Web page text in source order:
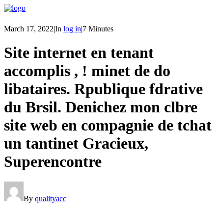
March 17, 2022|In log in|7 Minutes
Site internet en tenant
accomplis , ! minet de do
libataires. Rpublique fdrative
du Brsil. Denichez mon clbre
site web en compagnie de tchat
un tantinet Gracieux,
Superencontre
By qualityacc